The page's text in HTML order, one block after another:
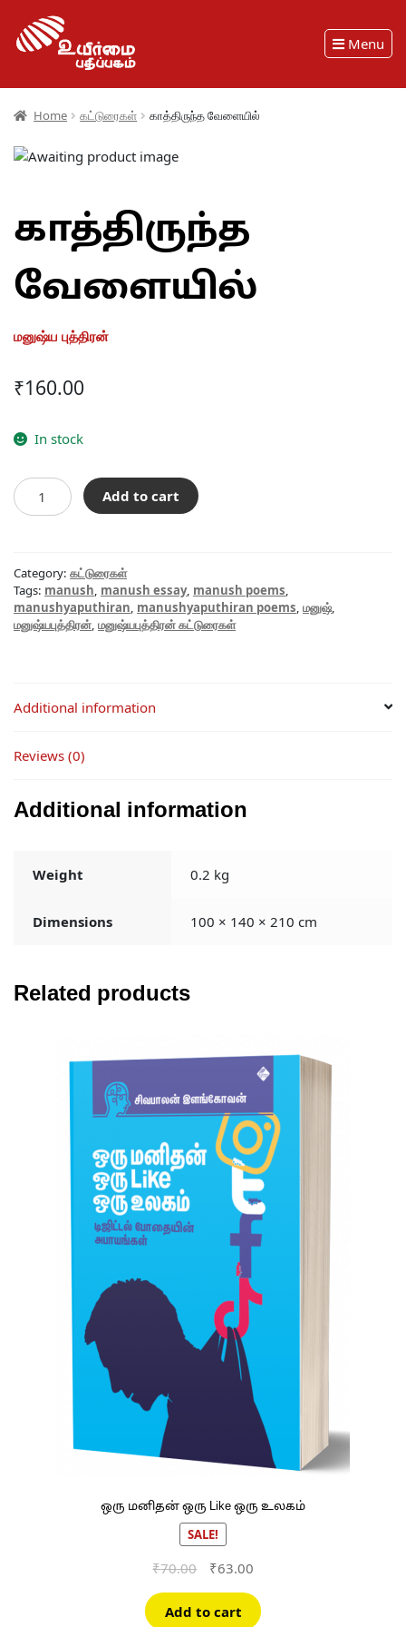
Menu
Home கட்டுரைகள் காத்திருந்த வேளையில்
காத்திருந்த
வேளையில்
மனுஷ்ய புத்திரன்
₹160.00
In stock
காத்திருந்த
வேளையில்
Add to cart
Category: கட்டுரைகள்
Tags: manush, manush essay, manush poems,
manushyaputhiran, manushyaputhiran poems, மனுஷ்,
மனுஷ்யபுத்திரன், மனுஷ்யபுத்திரன் கட்டுரைகள்
Additional information
Reviews (0)
Additional information
Weight 0.2 kg
Dimensions 100 × 140 × 210 cm
Related products
ஒரு மனிதன் ஒரு Like ஒரு உலகம்
SALE!
₹70.00
Original
was:
₹63.00Current
is:
Add to cart